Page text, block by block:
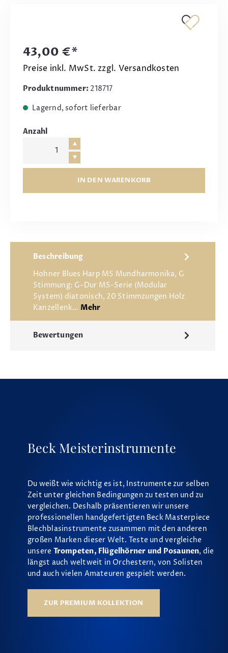
43,00 €*
Preise inkl. MwSt. zzgl. Versandkosten
Produktnummer: 218717
Lagernd, sofort lieferbar
Anzahl
IN DEN WARENKORB
Beschreibung
Hohner Blues Harp MS Mundharmonika, G
Stimmung: G-Dur MS-Serie (Modular
System) diatonisch, 20 Stimmzungen Holz
Kanzellenk… Mehr
Bewertungen
Beck Meisterinstrumente
Du weißt wie wichtig es ist, Instrumente zur selben
Zeit unter gleichen Bedingungen zu testen und zu
vergleichen. Deshalb präsentieren wir unsere
professionellen handgefertigten Beck Masterpiece
Blechblasinstrumente zusammen mit den anderen
großen Marken dieser Welt. Teste und vergleiche
unsere Trompeten, Flügelhörner und Posaunen, die
längst auch weltweit in Orchestern, von Solisten
und auch vielen Amateuren gespielt werden.
ZUR PREMIUM KOLLEKTION